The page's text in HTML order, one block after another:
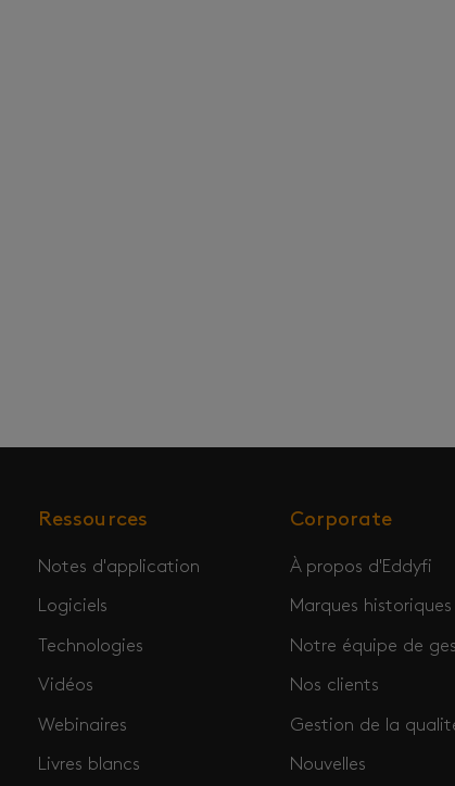
Ressources
Notes d'application
Logiciels
Technologies
Vidéos
Webinaires
Livres blancs
Corporate
À propos d'Eddyfi
Marques historiques
Notre équipe de
Nos clients
Gestion de la
Nouvelles